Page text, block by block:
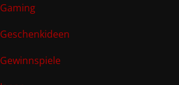
Gaming
Geschenkideen
Gewinnspiele